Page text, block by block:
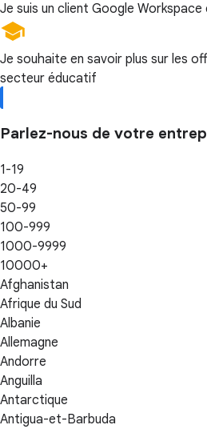
Je suis un client Google
Je souhaite en savoir plus sur les
secteur éducatif
Parlez-nous de votre
1-19
20-49
50-99
100-999
1000-9999
10000+
Afghanistan
Afrique du Sud
Albanie
Allemagne
Andorre
Anguilla
Antarctique
Antigua-et-Barbuda